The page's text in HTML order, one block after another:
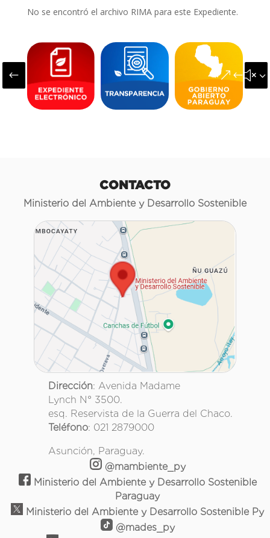
No se encontró el archivo RIMA para este Expediente.
#
CONTACTO
Ministerio del Ambiente y Desarrollo Sostenible
Dirección: Avenida Madame
Lynch N° 3500.
esq. Reservista de la Guerra del Chaco.
Teléfono: 021 2879000
Asunción, Paraguay.
@mambiente_py
Ministerio del Ambiente y Desarrollo Sostenible
Paraguay
Ministerio del Ambiente y Desarrollo Sostenible Py
@mades_py